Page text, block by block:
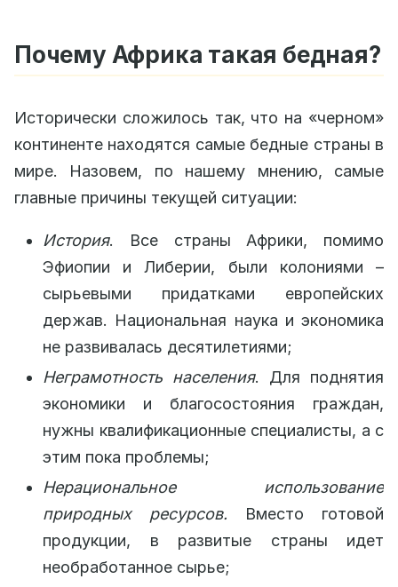
Почему Африка такая бедная?
Исторически сложилось так, что на «черном»
континенте находятся самые бедные страны в
мире. Назовем, по нашему мнению, самые
главные причины текущей ситуации:
История. Все страны Африки, помимо
Эфиопии и Либерии, были колониями –
сырьевыми придатками европейских
держав. Национальная наука и экономика
не развивалась десятилетиями;
Неграмотность населения. Для поднятия
экономики и благосостояния граждан,
нужны квалификационные специалисты, а с
этим пока проблемы;
Нерациональное использование
природных ресурсов. Вместо готовой
продукции, в развитые страны идет
необработанное сырье;